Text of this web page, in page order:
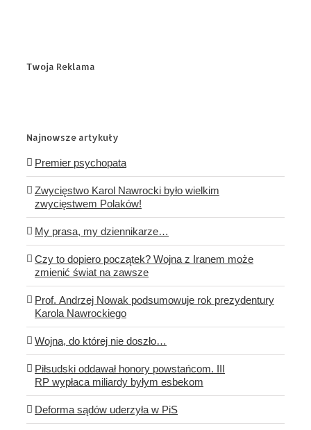
Twoja Reklama
Najnowsze artykuły
Premier psychopata
Zwycięstwo Karol Nawrocki było wielkim
zwycięstwem Polaków!
My prasa, my dziennikarze…
Czy to dopiero początek? Wojna z Iranem może
zmienić świat na zawsze
Prof. Andrzej Nowak podsumowuje rok prezydentury
Karola Nawrockiego
Wojna, do której nie doszło…
Piłsudski oddawał honory powstańcom. III
RP wypłaca miliardy byłym esbekom
Deforma sądów uderzyła w PiS